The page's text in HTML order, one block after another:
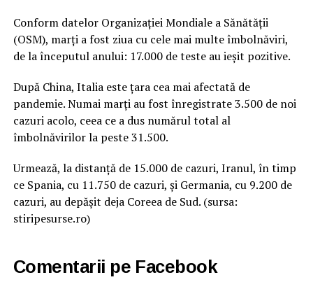
Conform datelor Organizației Mondiale a Sănătății
(OSM), marți a fost ziua cu cele mai multe îmbolnăviri,
de la începutul anului: 17.000 de teste au ieșit pozitive.
După China, Italia este țara cea mai afectată de
pandemie. Numai marți au fost înregistrate 3.500 de noi
cazuri acolo, ceea ce a dus numărul total al
îmbolnăvirilor la peste 31.500.
Urmează, la distanță de 15.000 de cazuri, Iranul, în timp
ce Spania, cu 11.750 de cazuri, și Germania, cu 9.200 de
cazuri, au depășit deja Coreea de Sud. (sursa:
stiripesurse.ro)
Comentarii pe Facebook